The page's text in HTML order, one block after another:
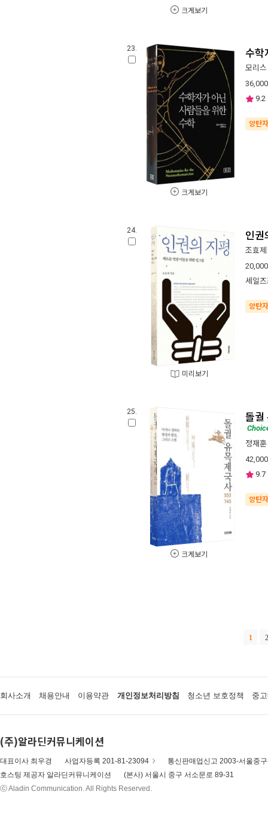
크게보기
23.
크게보기
수학
모리
36,000
9.2
양탄
24.
미리보기
인권
조효제
20,000
세일
양탄
25.
크게보기
돌궐
정재훈
42,000
9.7
양탄
1 2
회사소개 채용안내 이용약관 개인정보처리방침 청소년 보호정책 중
(주)알라딘커뮤니케이션
대표이사 최우경 사업자등록 201-81-23094
통신판매업신고 2003-서울중
호스팅 제공자 알라딘커뮤니케이션
(본사) 서울시 중구 서소문로 89-31
ⓒ Aladin Communication. All Rights Reserved.